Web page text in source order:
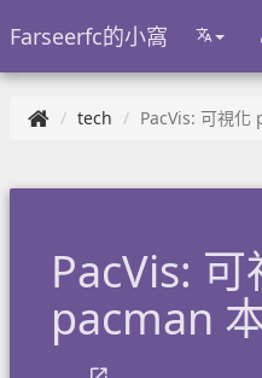
Farseerfc的小窩
tech PacVis: 可視化
PacVis: 可
pacman